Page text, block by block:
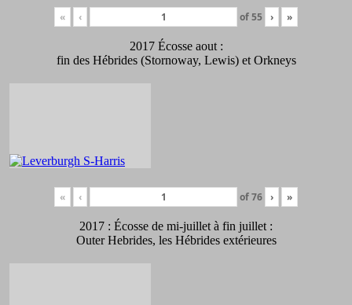
« ‹ of55 › »
2017 Écosse aout :
fin des Hébrides (Stornoway, Lewis) et Orkneys
« ‹ of76 › »
2017 : Écosse de mi-juillet à fin juillet :
Outer Hebrides, les Hébrides extérieures